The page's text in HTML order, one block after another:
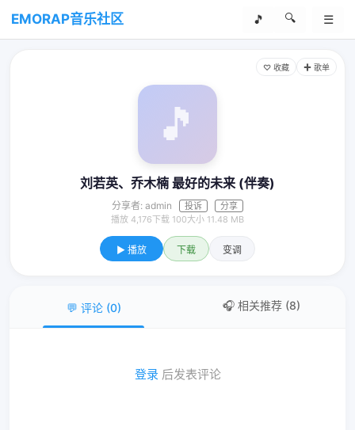
EMORAP音乐社区 🎵 🔍 ☰
♡ 收藏 ✚ 歌单
🎵
刘若英、乔木楠 最好的未来 (伴奏)
分享者: admin 投诉
分享
播放 4,176下载 100大小 11.48 MB
▶ 播放 下载 变调
💬 评论 (0) 🎧 相关推荐 (8)
登录 后发表评论